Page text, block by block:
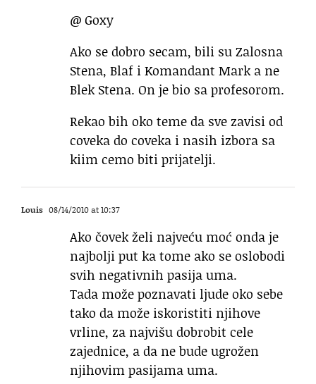
@ Goxy
Ako se dobro secam, bili su Zalosna
Stena, Blaf i Komandant Mark a ne
Blek Stena. On je bio sa profesorom.
Rekao bih oko teme da sve zavisi od
coveka do coveka i nasih izbora sa
kiim cemo biti prijatelji.
Louis 08/14/2010 at 10:37
Ako čovek želi najveću moć onda je
najbolji put ka tome ako se oslobodi
svih negativnih pasija uma.
Tada može poznavati ljude oko sebe
tako da može iskoristiti njihove
vrline, za najvišu dobrobit cele
zajednice, a da ne bude ugrožen
njihovim pasijama uma.